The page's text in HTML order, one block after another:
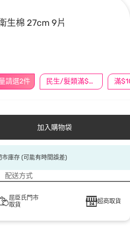
生棉 27cm 9片
請選2件 民生/髮類滿$388送舒潔冰巾
加入購物袋
市庫存 (可能有時間誤差)
配送方式
屈臣氏門市
取貨
超商取貨